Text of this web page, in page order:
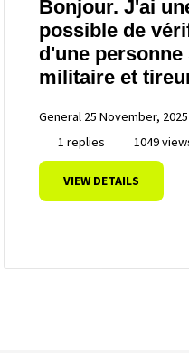
Bonjour. J'ai
possible de
d'une personne
militaire et
General 25 November,
1 replies
1049
VIEW DETAILS